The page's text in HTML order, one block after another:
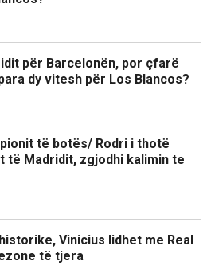
për Barcelonën, por çfarë
dy vitesh për Los Blancos?
të botës/ Rodri i thotë
të Madridit, zgjodhi kalimin te
Vinicius lidhet me Real
të tjera